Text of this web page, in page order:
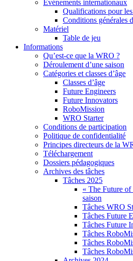
Événements internationaux
Qualifications pour
Conditions générales
Matériel
Table de jeu
Informations
Qu’est-ce que la WRO ?
Déroulement d’une saison
Catégories et classes d’âge
Classes d’âge
Future Engineers
Future Innovators
RoboMission
WRO Starter
Conditions de participation
Politique de confidentialité
Principes directeurs de la
Téléchargement
Dossiers pédagogiques
Archives des tâches
Tâches 2025
« The Future of
saison
Tâches WRO
Tâches Future
Tâches Future
Tâches
Tâches
Tâches